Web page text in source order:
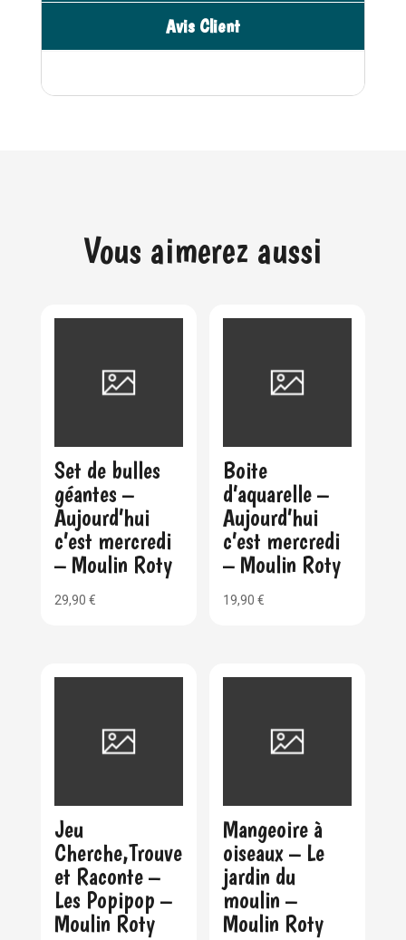
Avis Client
Vous aimerez aussi
Set de bulles
géantes –
Aujourd’hui
c’est mercredi
– Moulin Roty
29,90 €
Boite
d’aquarelle –
Aujourd’hui
c’est mercredi
– Moulin Roty
19,90€
Jeu
Cherche,Trouve
et Raconte –
Les Popipop –
Moulin Roty
Mangeoire à
oiseaux – Le
jardin du
moulin –
Moulin Roty